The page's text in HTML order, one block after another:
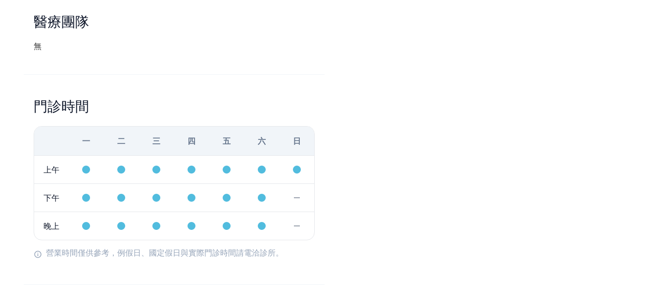
醫療團隊
無
門診時間
一 二 三 四 五 六 日
上午
下午
晚上
營業時間僅供參考，例假日、國定假日與實際門診時間請電洽診所。